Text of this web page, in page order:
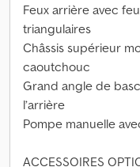
Feux arrière avec
triangulaires
Châssis supérieur
caoutchouc
Grand angle de
l’arrière
Pompe manuelle
ACCESSOIRES